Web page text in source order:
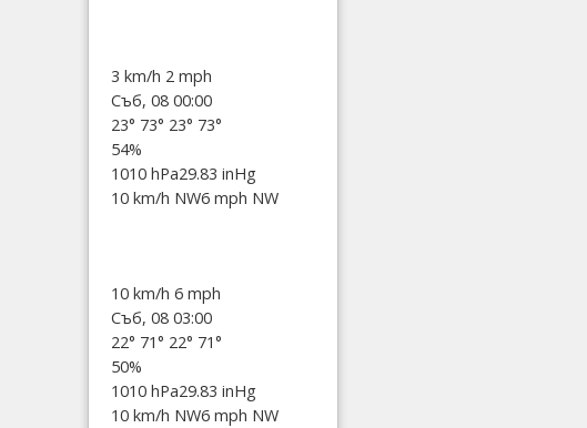
3 km/h 2 mph
Съб, 08 00:00
23° 73° 23° 73°
54%
1010 hPa29.83 inHg
10 km/h NW6 mph NW
10 km/h 6 mph
Съб, 08 03:00
22° 71° 22° 71°
50%
1010 hPa29.83 inHg
10 km/h NW6 mph NW